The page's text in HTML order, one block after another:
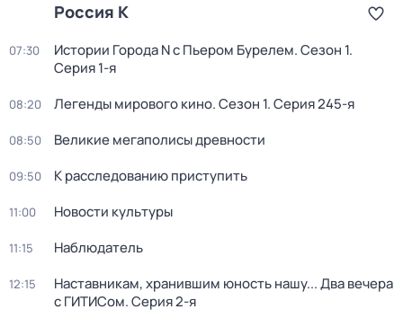
Россия К
07:30 Истории Города N с Пьером Бурелем. Сезон 1.
Серия 1-я
08:20 Легенды мирового кино. Сезон 1. Серия 245-я
08:50 Великие мегаполисы древности
09:50 К расследованию приступить
11:00 Новости культуры
11:15 Наблюдатель
12:15
Наставникам, хранившим юность нашу... Два вечера
с ГИТИСом. Серия 2-я